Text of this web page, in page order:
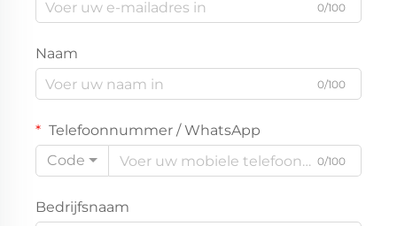
0/100
Naam
0/100
Telefoonnummer / WhatsApp
Code
0/100
Bedrijfsnaam